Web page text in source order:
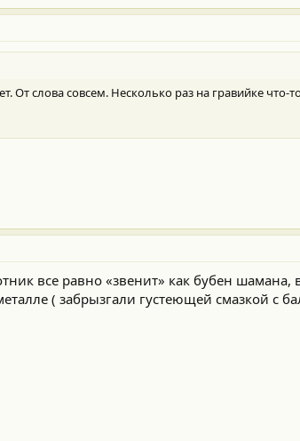
От слова совсем. Несколько раз на гравийке
все равно «звенит» как бубен
( забрызгали густеющей смазкой с